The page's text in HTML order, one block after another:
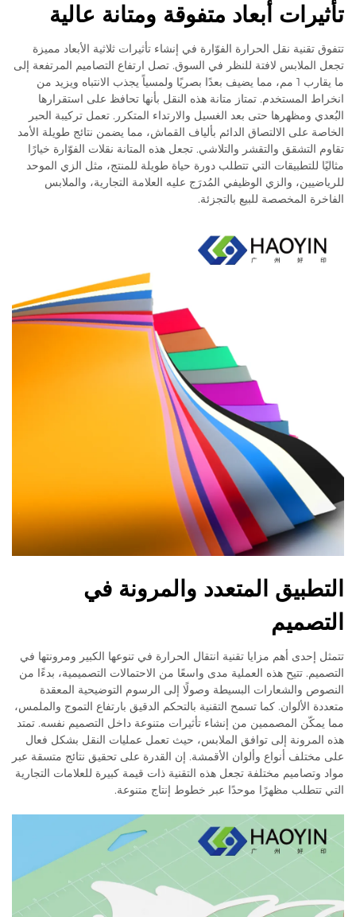
تأثيرات أبعاد متفوقة ومتانة عالية
تتفوق تقنية نقل الحرارة الفوّارة في إنشاء تأثيرات ثلاثية الأبعاد مميزة
تجعل الملابس لافتة للنظر في السوق. تصل ارتفاع التصاميم المرتفعة إلى
ما يقارب 1 مم، مما يضيف بعدًا بصريًا ولمسياً يجذب الانتباه ويزيد من
انخراط المستخدم. تمتاز متانة هذه النقل بأنها تحافظ على استقرارها
البُعدي ومظهرها حتى بعد الغسيل والارتداء المتكرر. تعمل تركيبة الحبر
الخاصة على الالتصاق الدائم بألياف القماش، مما يضمن نتائج طويلة الأمد
تقاوم التشقق والتقشر والتلاشي. تجعل هذه المتانة نقلات الفوّارة خيارًا
مثاليًا للتطبيقات التي تتطلب دورة حياة طويلة للمنتج، مثل الزي الموحد
للرياضيين، والزي الوظيفي المُدرَج عليه العلامة التجارية، والملابس
الفاخرة المخصصة للبيع بالتجزئة.
التطبيق المتعدد والمرونة في
التصميم
تتمثل إحدى أهم مزايا تقنية انتقال الحرارة في تنوعها الكبير ومرونتها في
التصميم. تتيح هذه العملية مدى واسعًا من الاحتمالات التصميمية، بدءًا من
النصوص والشعارات البسيطة وصولًا إلى الرسوم التوضيحية المعقدة
متعددة الألوان. كما تسمح التقنية بالتحكم الدقيق بارتفاع التموج والملمس،
مما يمكّن المصممين من إنشاء تأثيرات متنوعة داخل التصميم نفسه. تمتد
هذه المرونة إلى توافق الملابس، حيث تعمل عمليات النقل بشكل فعال
على مختلف أنواع وألوان الأقمشة. إن القدرة على تحقيق نتائج متسقة عبر
مواد وتصاميم مختلفة تجعل هذه التقنية ذات قيمة كبيرة للعلامات التجارية
التي تتطلب مظهرًا موحدًا عبر خطوط إنتاج متنوعة.